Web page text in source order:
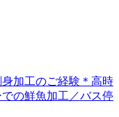
身加工のご経験＊高時
の鮮魚加工／バス停